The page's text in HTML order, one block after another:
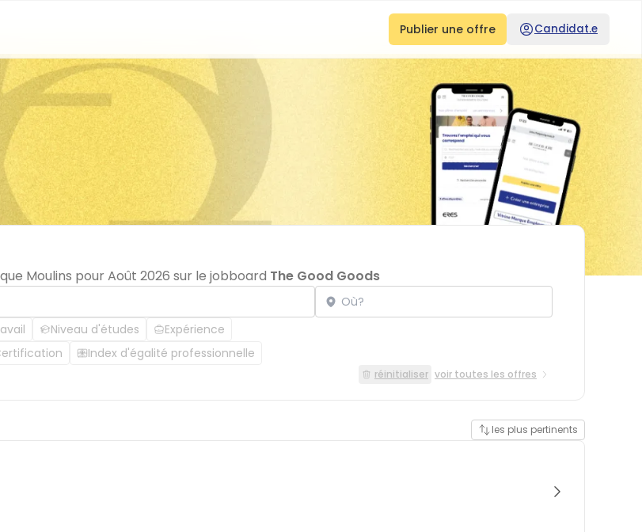
Publier une offre Candidat.e
Moulins pour Août 2026 sur le jobboard The Good Goods
Localisation
Niveau d'études Expérience
Index d'égalité professionnelle
réinitialiser voir toutes les offres
les plus pertinents